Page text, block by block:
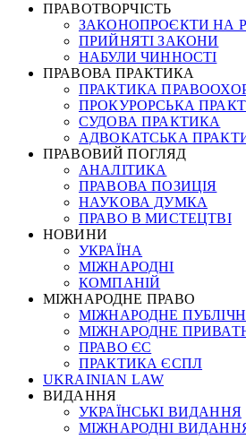
ПРАВОТВОРЧІСТЬ
ЗАКОНОПРОЄКТИ НА
ПРИЙНЯТІ ЗАКОНИ
НАБУЛИ ЧИННОСТІ
ПРАВОВА ПРАКТИКА
ПРАКТИКА
ПРОКУРОРСЬКА
СУДОВА ПРАКТИКА
АДВОКАТСЬКА
ПРАВОВИЙ ПОГЛЯД
АНАЛІТИКА
ПРАВОВА ПОЗИЦІЯ
НАУКОВА ДУМКА
ПРАВО В МИСТЕЦТВІ
НОВИНИ
УКРАЇНА
МІЖНАРОДНІ
КОМПАНІЙ
МІЖНАРОДНЕ ПРАВО
МІЖНАРОДНЕ
МІЖНАРОДНЕ
ПРАВО ЄС
ПРАКТИКА ЄСПЛ
UKRAINIAN LAW
ВИДАННЯ
УКРАЇНСЬКІ ВИДАННЯ
МІЖНАРОДНІ